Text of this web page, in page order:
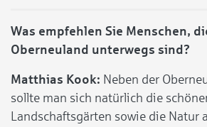
Was empfehlen Sie Menschen,
Oberneuland unterwegs sind?
Matthias Kook: Neben der
sollte man sich natürlich die
Landschaftsgärten sowie die Natur